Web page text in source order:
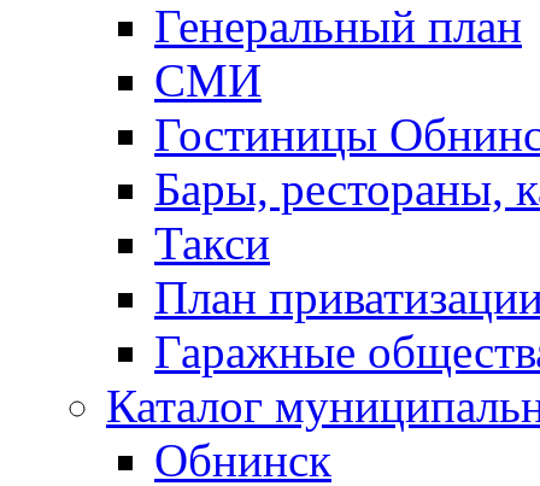
Генеральный план
СМИ
Гостиницы
Бары, рестораны,
Такси
План
Гаражные
Каталог
Обнинск